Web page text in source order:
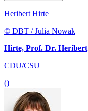
Heribert Hirte
© DBT / Julia Nowak
Hirte, Prof. Dr. Heribert
CDU/CSU
()